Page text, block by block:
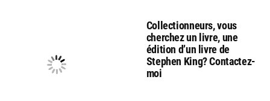
Collectionneurs, vous
cherchez un livre, une
édition d’un livre de
Stephen King? Contactez-
moi